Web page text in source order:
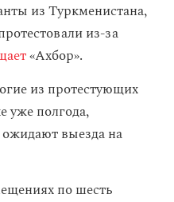
из Туркменистана,
из-за
«Ахбор».
из протестующих
уже полгода,
выезда на
по шесть